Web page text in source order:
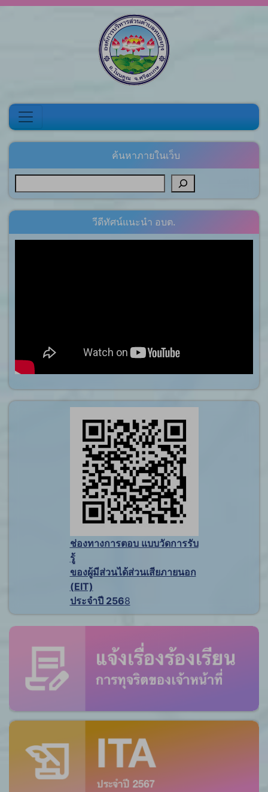
ค้นหาภายในเว็บ
วีดีทัศน์แนะนำ อบต.
ช่องทางการตอบ แบบวัดการรับ
รู้
ของผู้มีส่วนได้ส่วนเสียภายนอก
(EIT)
ประจำปี 2568